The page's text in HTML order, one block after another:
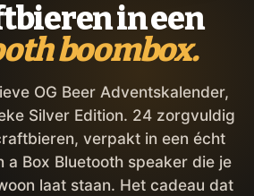
in een
boombox.
OG Beer Adventskalender,
Silver Edition. 24 zorgvuldig
verpakt in een écht
a Box Bluetooth speaker die je
laat staan. Het cadeau dat